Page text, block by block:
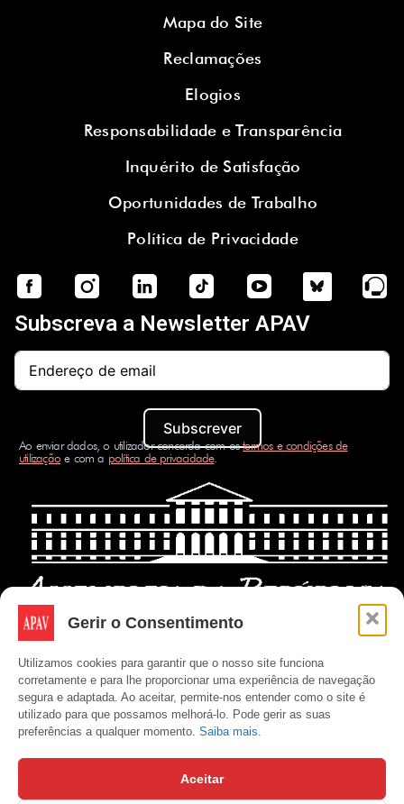
Gerir o Consentimento
Utilizamos cookies para garantir que o nosso site funciona
corretamente e para lhe proporcionar uma experiência de navegação
segura e adaptada. Ao aceitar, permite-nos entender como o site é
utilizado para que possamos melhorá-lo. Pode gerir as suas
preferências a qualquer momento. Saiba mais.
Aceitar
Mapa do Site
Reclamações
Elogios
Responsabilidade e Transparência
Inquérito de Satisfação
Oportunidades de Trabalho
Política de Privacidade
Subscreva a Newsletter APAV
Subscrever
Ao enviar dados, o utilizador concorda com ostermos e condições de
utilizaçãoe com a política de privacidade.